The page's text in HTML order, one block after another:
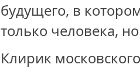
будущего, в
только человека,
Клирик